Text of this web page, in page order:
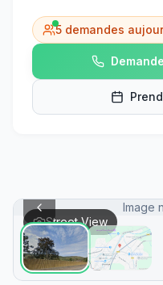
5 demandes
Image
Street View